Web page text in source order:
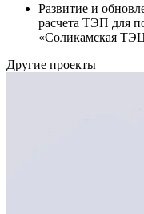
Развитие и
расчета ТЭП для
«Соликамская
Другие проекты